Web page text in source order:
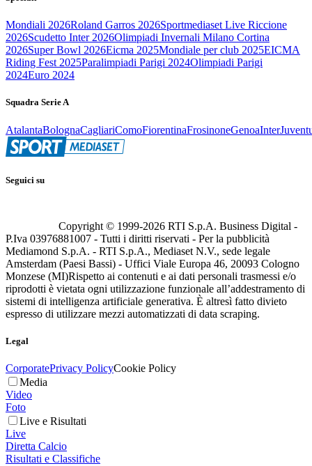
Mondiali 2026Roland Garros 2026Sportmediaset Live Riccione
2026Scudetto Inter 2026Olimpiadi Invernali Milano Cortina
2026Super Bowl 2026Eicma 2025Mondiale per club 2025EICMA
Riding Fest 2025Paralimpiadi Parigi 2024Olimpiadi Parigi
2024Euro 2024
Squadra Serie A
AtalantaBolognaCagliariComoFiorentinaFrosinoneGenoaInter
Seguici su
Copyright © 1999-2026 RTI S.p.A. Business Digital -
P.Iva 03976881007 - Tutti i diritti riservati - Per la pubblicità
Mediamond S.p.A. - RTI S.p.A., Mediaset N.V., sede legale
Amsterdam (Paesi Bassi) - Uffici Viale Europa 46, 20093 Cologno
Monzese (MI)Rispetto ai contenuti e ai dati personali trasmessi e/o
riprodotti è vietata ogni utilizzazione funzionale all’addestramento di
sistemi di intelligenza artificiale generativa. È altresì fatto divieto
espresso di utilizzare mezzi automatizzati di data scraping.
Legal
CorporatePrivacy PolicyCookie Policy
Media
Video
Foto
Live e Risultati
Live
Diretta Calcio
Risultati e Classifiche